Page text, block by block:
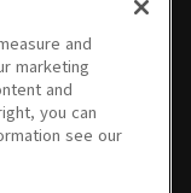
07/30/2026
2부 • 1시
간 7분
1부 • 46
분
and
marketing
and
you can
see our